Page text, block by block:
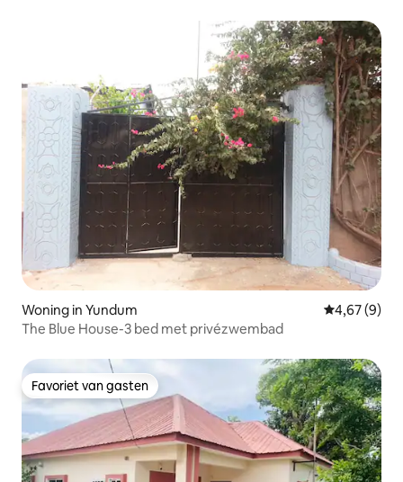
Woning in Yundum Gemiddelde
4,67 (9)
The Blue House-3 bed met privézwembad
Favoriet van gasten
Favoriet van gasten